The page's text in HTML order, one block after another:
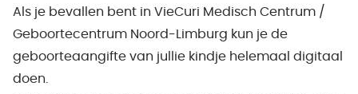
Als je bevallen bent in VieCuri Medisch Centrum /
Geboortecentrum Noord-Limburg kun je de
geboorteaangifte van jullie kindje helemaal digitaal
doen.